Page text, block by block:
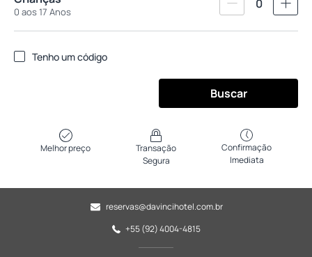
0 aos 17 Anos
0
Tenho um código
Buscar
Melhor preço
Transação
Segura
Confirmação
Imediata
reservas@davincihotel.com.br
+55 (92) 4004-4815